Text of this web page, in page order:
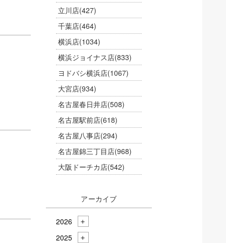
立川店(427)
千葉店(464)
横浜店(1034)
横浜ジョイナス店(833)
ヨドバシ横浜店(1067)
大宮店(934)
名古屋春日井店(508)
名古屋駅前店(618)
名古屋八事店(294)
名古屋錦三丁目店(968)
大阪ドーチカ店(542)
アーカイブ
2026
2025